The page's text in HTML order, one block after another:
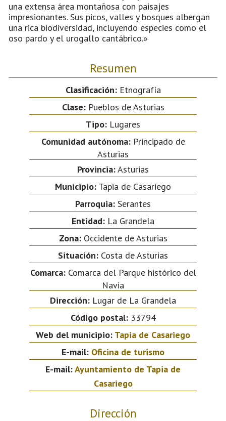
una extensa área montañosa con paisajes
impresionantes. Sus picos, valles y bosques albergan
una rica biodiversidad, incluyendo especies como el
oso pardo y el urogallo cantábrico.»
Resumen
Clasificación:Etnografía
Clase:Pueblos de Asturias
Tipo: Lugares
Comunidad autónoma:Principado de
Asturias
Provincia:Asturias
Municipio: Tapia de Casariego
Parroquia: Serantes
Entidad: La Grandela
Zona:Occidente de Asturias
Situación: Costa de Asturias
Comarca:Comarca del Parque histórico del
Navia
Dirección: Lugar de La Grandela
Código postal:33794
Web del municipio: Tapia de Casariego
E-mail: Oficina de turismo
E-mail:Ayuntamiento de Tapia de
Casariego
Dirección